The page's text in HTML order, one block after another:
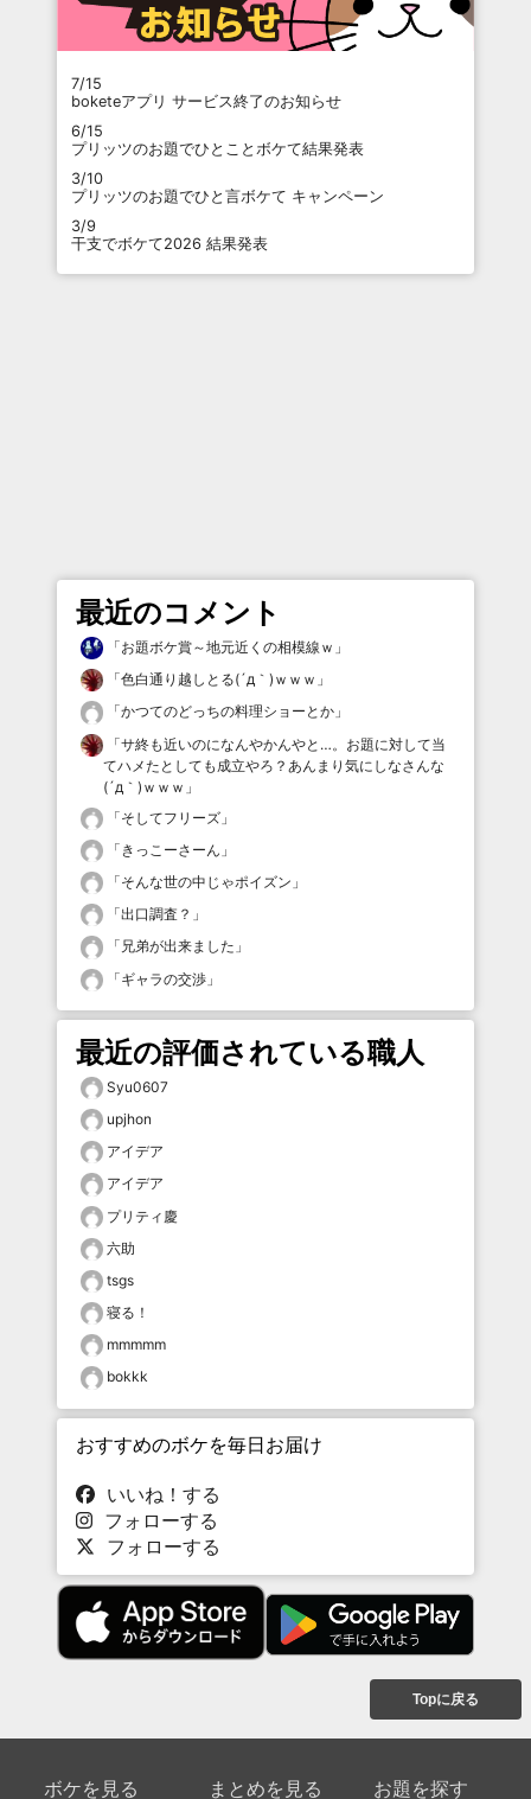
7/15
boketeアプリ サービス終了のお知らせ
6/15
プリッツのお題でひとことボケて結果発表
3/10
プリッツのお題でひと言ボケて キャンペーン
3/9
干支でボケて2026 結果発表
最近のコメント
「お題ボケ賞～地元近くの相模線ｗ 」
「色白通り越しとる(´д｀)ｗｗｗ 」
「かつてのどっちの料理ショーとか 」
「サ終も近いのになんやかんやと…。お題に対して当
てハメたとしても成立やろ？あんまり気にしなさんな
(´д｀)ｗｗｗ 」
「そしてフリーズ 」
「 きっこーさーん 」
「そんな世の中じゃポイズン 」
「出口調査？ 」
「 兄弟が出来ました 」
「ギャラの交渉 」
最近の評価されている職人
Syu0607
upjhon
アイデア
アイデア
プリティ慶
六助
tsgs
寝る！
mmmmm
bokkk
おすすめのボケを毎日お届け
いいね！する
フォローする
フォローする
Topに戻る
ボケを見る まとめを見る お題を探す